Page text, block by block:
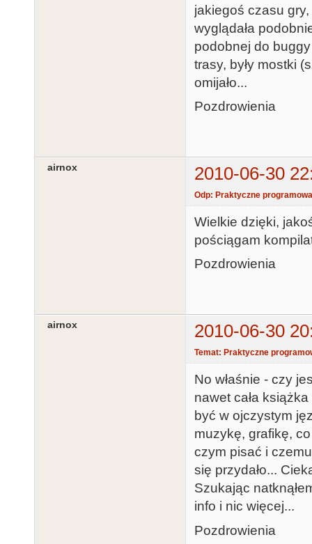
jakiegoś czasu
wyglądała
podobnej do
trasy, były mostki
omijało...
Pozdrowienia
airnox 2010-06-30
Odp: Praktyczne
Wielkie dzięki,
pościągam
Pozdrowienia
airnox 2010-06-30
Temat: Praktyczne
No właśnie - czy
nawet cała
być w ojczystym
muzykę, grafikę,
czym pisać i
się przydało...
Szukając
info i nic więcej...
Pozdrowienia